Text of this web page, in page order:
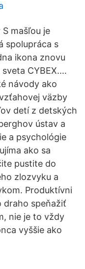
mašľou je
spolupráca s
ikona znovu
CYBEX.…
návody ako
väzby
detí z detských
ústav a
a psychológie
ako sa
pustite do
zlozvyku a
Produktívni
draho speňažiť
nie je to vždy
vyššie ako